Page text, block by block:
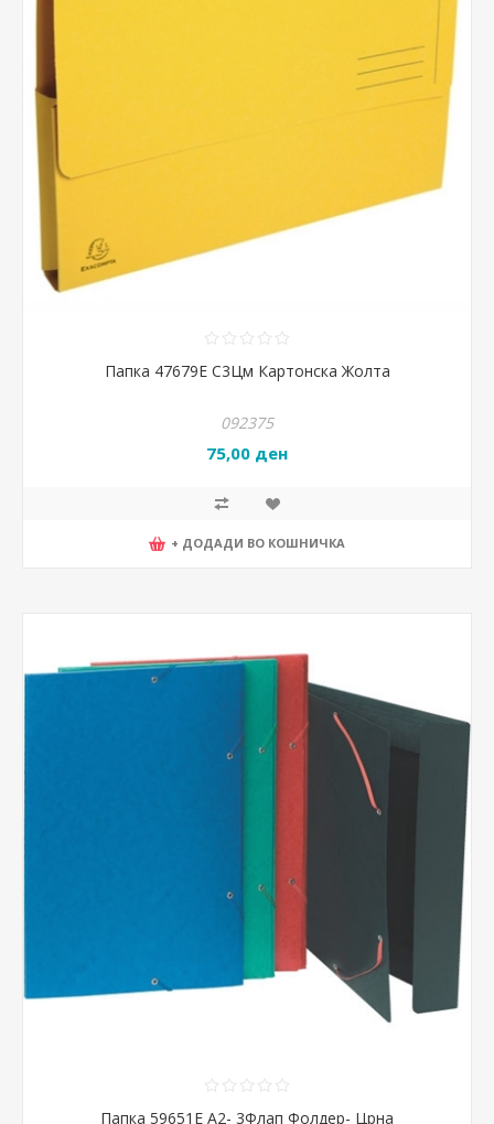
Папка 47679Е С3Цм Картонска Жолта
092375
75,00 ден
+ ДОДАДИ ВО КОШНИЧКА
Папка 59651Е А2- 3Флап Фолдер- Црна